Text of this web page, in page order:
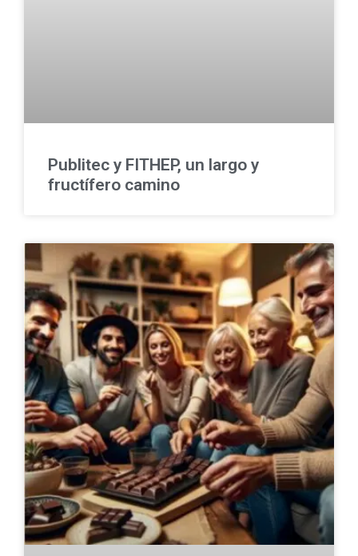
Publitec y FITHEP, un largo y
fructífero camino